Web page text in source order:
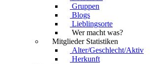
Gruppen
Blogs
Lieblingsorte
Wer macht was?
Mitglieder Statistiken
Alter/Geschlecht/Aktiv
Herkunft